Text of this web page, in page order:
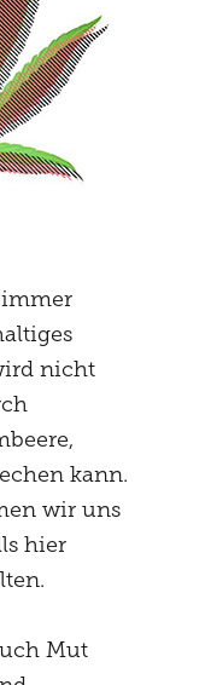
immer
nicht
kann.
wir uns
hier
Mut